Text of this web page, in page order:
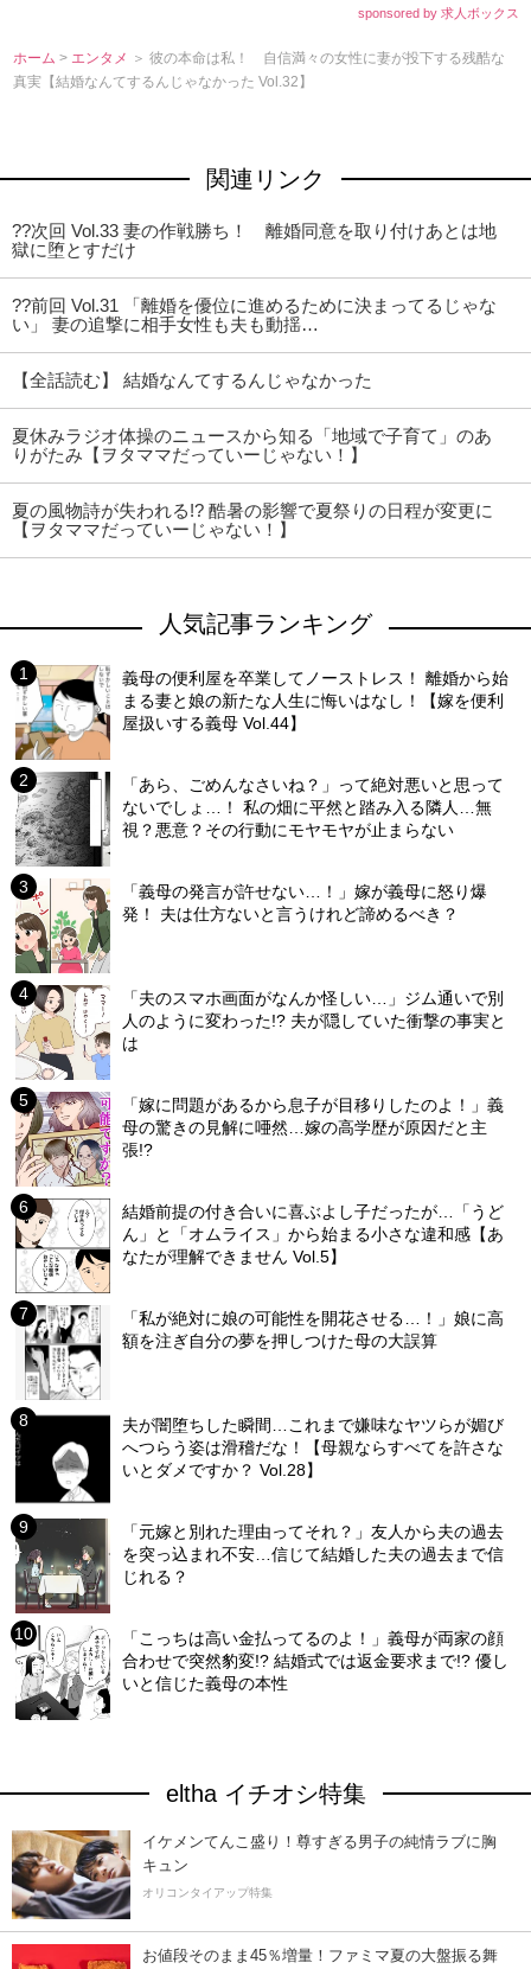
sponsored by 求人ボックス
ホーム > エンタメ ＞ 彼の本命は私！ 自信満々の女性に妻が投下する残酷な
真実【結婚なんてするんじゃなかった Vol.32】
関連リンク
??次回 Vol.33 妻の作戦勝ち！ 離婚同意を取り付けあとは地
獄に堕とすだけ
??前回 Vol.31 「離婚を優位に進めるために決まってるじゃな
い」 妻の追撃に相手女性も夫も動揺…
【全話読む】 結婚なんてするんじゃなかった
夏休みラジオ体操のニュースから知る「地域で子育て」のあ
りがたみ【ヲタママだっていーじゃない！】
夏の風物詩が失われる!? 酷暑の影響で夏祭りの日程が変更に
【ヲタママだっていーじゃない！】
人気記事ランキング
義母の便利屋を卒業してノーストレス！ 離婚から始
まる妻と娘の新たな人生に悔いはなし！【嫁を便利
屋扱いする義母 Vol.44】
「あら、ごめんなさいね？」って絶対悪いと思って
ないでしょ…！ 私の畑に平然と踏み入る隣人…無
視？悪意？その行動にモヤモヤが止まらない
「義母の発言が許せない…！」嫁が義母に怒り爆
発！ 夫は仕方ないと言うけれど諦めるべき？
「夫のスマホ画面がなんか怪しい…」ジム通いで別
人のように変わった!? 夫が隠していた衝撃の事実と
は
「嫁に問題があるから息子が目移りしたのよ！」義
母の驚きの見解に唖然…嫁の高学歴が原因だと主
張!?
結婚前提の付き合いに喜ぶよし子だったが…「うど
ん」と「オムライス」から始まる小さな違和感【あ
なたが理解できません Vol.5】
「私が絶対に娘の可能性を開花させる…！」娘に高
額を注ぎ自分の夢を押しつけた母の大誤算
夫が闇堕ちした瞬間…これまで嫌味なヤツらが媚び
へつらう姿は滑稽だな！【母親ならすべてを許さな
いとダメですか？ Vol.28】
「元嫁と別れた理由ってそれ？」友人から夫の過去
を突っ込まれ不安…信じて結婚した夫の過去まで信
じれる？
「こっちは高い金払ってるのよ！」義母が両家の顔
合わせで突然豹変!? 結婚式では返金要求まで!? 優し
いと信じた義母の本性
eltha イチオシ特集
イケメンてんこ盛り！尊すぎる男子の純情ラブに胸
キュン
オリコンタイアップ特集
お値段そのまま45％増量！ファミマ夏の大盤振る舞